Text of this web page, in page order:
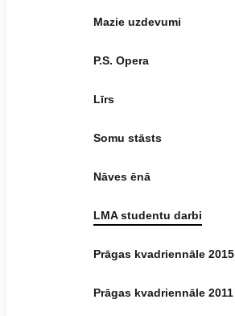
Mazie uzdevumi
P.S. Opera
Līrs
Somu stāsts
Nāves ēnā
LMA studentu darbi
Prāgas kvadriennāle 2015
Prāgas kvadriennāle 2011